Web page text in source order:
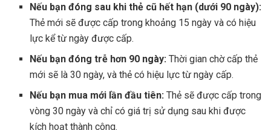
Nếu bạn đóng sau khi thẻ cũ hết hạn (dưới 90 ngày):
Thẻ mới sẽ được cấp trong khoảng 15 ngày và có hiệu
lực kể từ ngày được cấp.
Nếu bạn đóng trễ hơn 90 ngày: Thời gian chờ cấp thẻ
mới sẽ là 30 ngày, và thẻ có hiệu lực từ ngày cấp.
Nếu bạn mua mới lần đầu tiên: Thẻ sẽ được cấp trong
vòng 30 ngày và chỉ có giá trị sử dụng sau khi được
kích hoạt thành công.